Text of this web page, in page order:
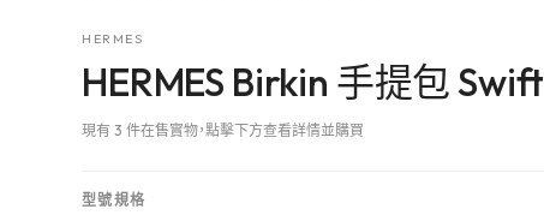
HERMES
HERMES Birkin 手提包 Swift
現有 3 件在售實物，點擊下方查看詳情並購買
型號規格